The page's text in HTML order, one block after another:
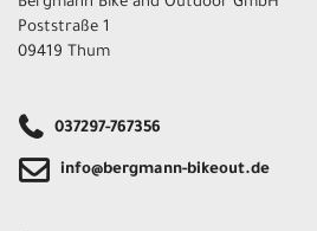
Poststraße 1
09419 Thum
037297-767356
info@bergmann-bikeout.de